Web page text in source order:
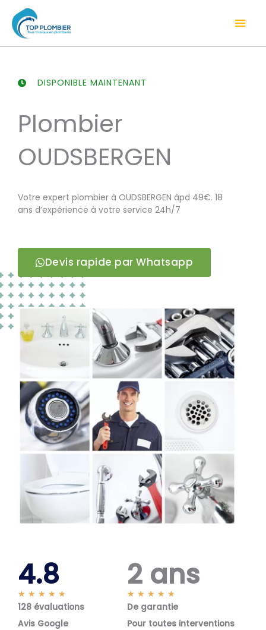
contenu
DISPONIBLE MAINTENANT
Plombier
OUDSBERGEN
Votre expert plombier à OUDSBERGEN àpd 49€. 18
ans d’expérience à votre service 24h/7
Devis rapide par Whatsapp
4.8
★ ★ ★ ★ ★
o
128 évaluations
Avis Google
2 ans
★ ★ ★ ★ ★
o
De garantie
Pour toutes interventions